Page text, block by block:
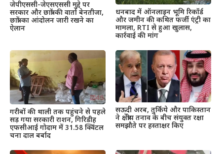
जेपीएससी-जेएसएससी मुद्दे पर
सरकार और छात्रों की वार्ता बेनतीजा,
छात्रों का आंदोलन जारी रखने का
ऐलान
धनबाद में ऑनलाइन भूमि रिकॉर्ड
और जमीन की कथित फर्जी एंट्री का
मामला, RTI से हुआ खुलास,
कार्रवाई की मांग
गरीबों की थाली तक पहुंचने से पहले
सड़ गया सरकारी राशन, गिरिडीह
एफसीआई गोदाम में 31.58 क्विंटल
चना दाल बर्बाद
सऊदी अरब, तुर्किये और पाकिस्तान
ने क्षेत्रीय तनाव के बीच संयुक्त रक्षा
समझौते पर हस्ताक्षर किए